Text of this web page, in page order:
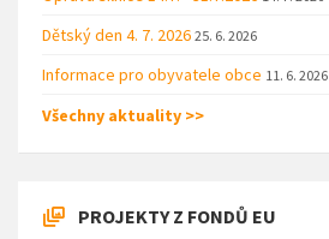
Dětský den 4. 7. 2026 25. 6. 2026
Informace pro obyvatele obce 11. 6. 2026
Všechny aktuality >>
PROJEKTY Z FONDŮ EU